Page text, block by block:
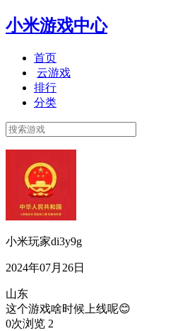
小米游戏中心
首页
云游戏
排行
分类
小米玩家di3y9g
2024年07月26日
山东
这个游戏啥时候上线呢😊
0次浏览 2